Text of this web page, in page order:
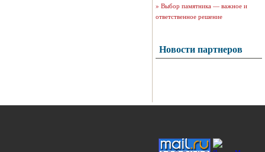
» Выбор памятника — важное и
ответственное решение
Новости партнеров